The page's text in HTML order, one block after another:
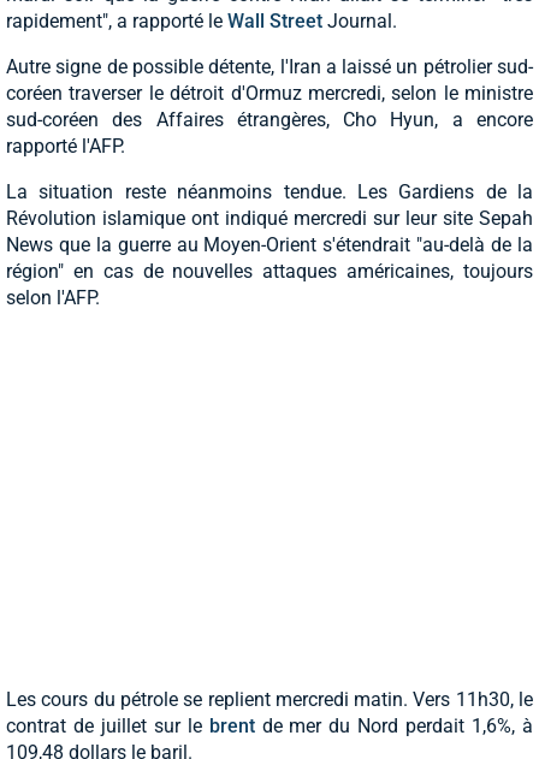
rapidement", a rapporté le Wall Street Journal.
Autre signe de possible détente, l'Iran a laissé un pétrolier sud-
coréen traverser le détroit d'Ormuz mercredi, selon le ministre
sud-coréen des Affaires étrangères, Cho Hyun, a encore
rapporté l'AFP.
La situation reste néanmoins tendue. Les Gardiens de la
Révolution islamique ont indiqué mercredi sur leur site Sepah
News que la guerre au Moyen-Orient s'étendrait "au-delà de la
région" en cas de nouvelles attaques américaines, toujours
selon l'AFP.
Les cours du pétrole se replient mercredi matin. Vers 11h30, le
contrat de juillet sur lebrent de mer du Nord perdait 1,6%, à
109,48 dollars le baril.